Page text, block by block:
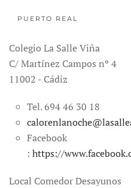
PUERTO REAL
Colegio La Salle Viña
C/ Martínez Campos nº 4
11002 - Cádiz
Tel. 694 46 30 18
Facebook
: https://
Local Comedor Desayunos